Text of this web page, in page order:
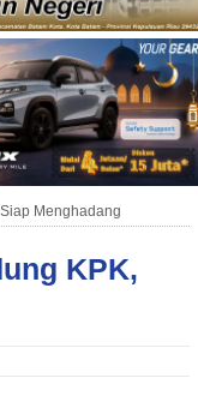
Menghadang
KPK,